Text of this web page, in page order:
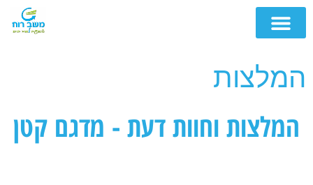
המלצות
המלצות וחוות דעת - מדגם קטן